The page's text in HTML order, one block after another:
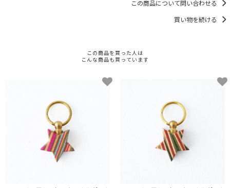
この商品について問い合わせる
買い物を続ける
この商品を買った人は
こんな商品も買っています